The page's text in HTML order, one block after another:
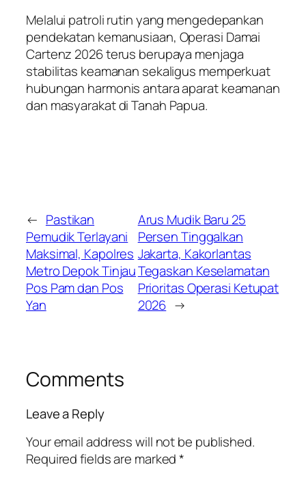
Melalui patroli rutin yang mengedepankan
pendekatan kemanusiaan, Operasi Damai
Cartenz 2026 terus berupaya menjaga
stabilitas keamanan sekaligus memperkuat
hubungan harmonis antara aparat keamanan
dan masyarakat di Tanah Papua.
← Pastikan
Pemudik Terlayani
Maksimal, Kapolres
Metro Depok Tinjau
Pos Pam dan Pos
Yan
Arus Mudik Baru 25
Persen Tinggalkan
Jakarta, Kakorlantas
Tegaskan Keselamatan
Prioritas Operasi Ketupat
2026 →
Comments
Leave a Reply
Your email address will not be published.
Required fields are marked*